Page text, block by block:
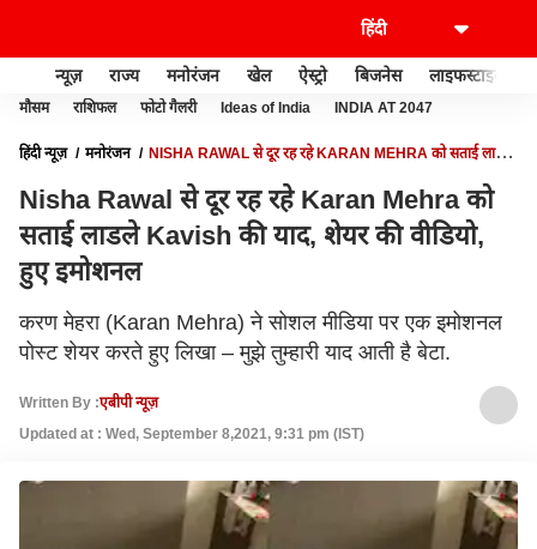
न्यूज़ राज्य मनोरंजन खेल ऐस्ट्रो बिजनेस लाइफस्टाइल
मौसम राशिफल फोटो गैलरी Ideas of India INDIA AT 2047
हिंदी न्यूज़ मनोरंजन
NISHA RAWAL से दूर रह रहे KARAN MEHRA को सताई लाडले
Nisha Rawal से दूर रह रहे Karan Mehra को
सताई लाडले Kavish की याद, शेयर की वीडियो,
हुए इमोशनल
करण मेहरा (Karan Mehra) ने सोशल मीडिया पर एक इमोशनल
पोस्ट शेयर करते हुए लिखा – मुझे तुम्हारी याद आती है बेटा.
Written By :एबीपी न्यूज़
Updated at : Wed, September 8,2021, 9:31 pm (IST)